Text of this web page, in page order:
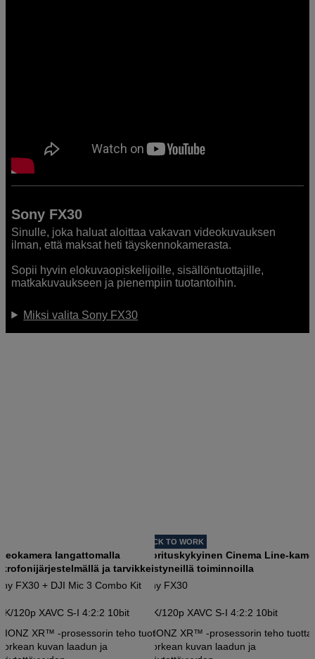
Sony FX30
Sinulle, joka haluat aloittaa vakavan videokuvauksen
ilman, että maksat heti täyskennokamerasta.
Sopii hyvin elokuvaopiskelijoille, sisällöntuottajille,
matkakuvaukseen ja pienempiin tuotantoihin.
Miksi valita Sony FX30
langattomalla
ja tarvikkeilla
FX30 + DJI Mic 3 Combo Kit
120p XAVC S-I 4:2:2 10bit
XR™ -prosessorin teho tuottaa
kuvan laadun ja
BACK TO WORK
Suorituskykyinen Cinema Line-
edistyneillä toiminnoilla
Sony FX30
4K/120p XAVC S-I 4:2:2 10bit
BIONZ XR™ -prosessorin teho
korkean kuvan laadun ja